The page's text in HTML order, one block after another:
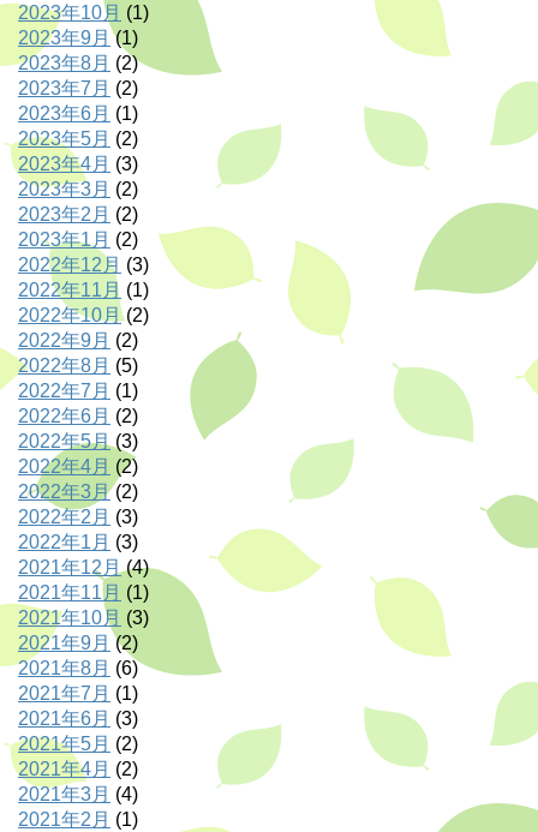
2023年10月 (1)
2023年9月 (1)
2023年8月 (2)
2023年7月 (2)
2023年6月 (1)
2023年5月 (2)
2023年4月 (3)
2023年3月 (2)
2023年2月 (2)
2023年1月 (2)
2022年12月 (3)
2022年11月 (1)
2022年10月 (2)
2022年9月 (2)
2022年8月 (5)
2022年7月 (1)
2022年6月 (2)
2022年5月(3)
2022年4月 (2)
2022年3月(2)
2022年2月 (3)
2022年1月 (3)
2021年12月(4)
2021年11月 (1)
2021年10月 (3)
2021年9月 (2)
2021年8月 (6)
2021年7月 (1)
2021年6月 (3)
2021年5月 (2)
2021年4月 (2)
2021年3月 (4)
2021年2月 (1)